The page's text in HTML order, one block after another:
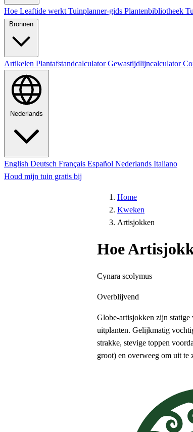
Hoe Leaftide werkt Tuinplanner-gids Plantenbibliotheek
Bronnen
Artikelen PlantafstandcalculatorGewastijdlijncalculator
Nederlands
English Deutsch Français Español Nederlands Italiano
Houd mijn tuin gratis bij
Home
Kweken
Artisjokken
Hoe
Cynara scolymus
Overblijvend
Globe-artisjokken zijn statige
uitplanten. Gelijkmatig
strakke, stevige toppen
groot) en overweeg om uit te